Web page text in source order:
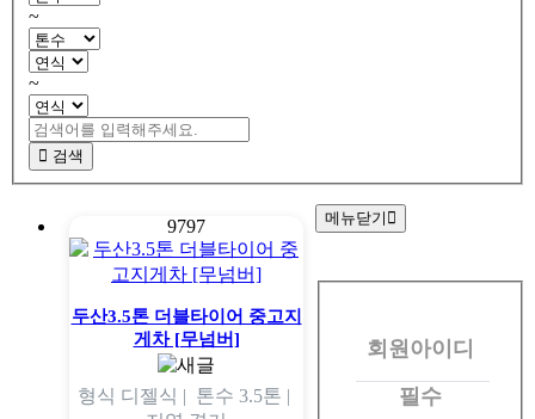
~
~
검색
9797
두산3.5톤 더블타이어 중고지
게차 [무넘버]
형식 디젤식 | 톤수 3.5톤 |
메뉴닫기
회
회원아이디
필수